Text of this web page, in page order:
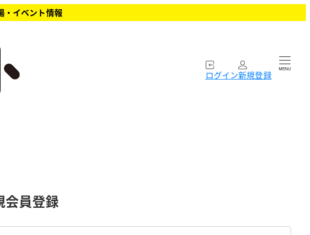
・イベント情報
ログイン新規登録 MENU
会員登録